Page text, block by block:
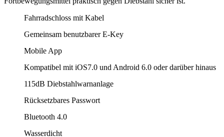
Fahrradschloss mit Kabel
Gemeinsam benutzbarer E-Key
Mobile App
Kompatibel mit iOS7.0 und Android 6.0 oder darüber hinaus
115dB Diebstahlwarnanlage
Rücksetzbares Passwort
Bluetooth 4.0
Wasserdicht